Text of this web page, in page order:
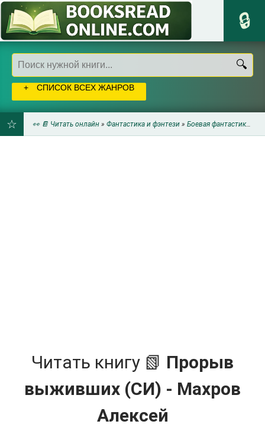
СПИСОК ВСЕХ ЖАНРОВ
👀 📔 Читать онлайн » Фантастика и фэнтези » Боевая фантастика »
Читать книгу 📗 Прорыв
выживших (СИ) - Махров
Алексей